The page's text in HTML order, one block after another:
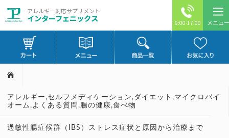
アレルギー対応サプリメント
インターフェニックス 9:00-17:00 メニュー
アレルギー ,セルフメディケーション , ダイエット ,マイクロバイ
オーム , よくある質問 , 腸の健康,食べ物
過敏性腸症候群（IBS）ストレス症状と原因から治療まで